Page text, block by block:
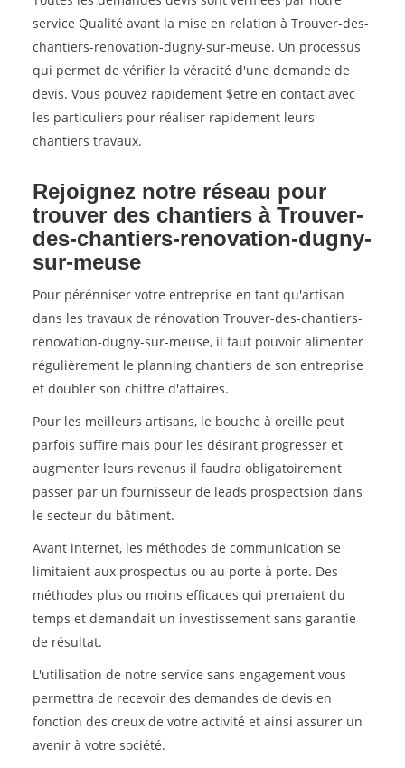
service Qualité avant la mise en relation à Trouver-des-
chantiers-renovation-dugny-sur-meuse. Un processus
qui permet de vérifier la véracité d'une demande de
devis. Vous pouvez rapidement $etre en contact avec
les particuliers pour réaliser rapidement leurs
chantiers travaux.
Rejoignez notre réseau pour
trouver des chantiers à Trouver-
des-chantiers-renovation-dugny-
sur-meuse
Pour pérénniser votre entreprise en tant qu'artisan
dans les travaux de rénovation Trouver-des-chantiers-
renovation-dugny-sur-meuse, il faut pouvoir alimenter
régulièrement le planning chantiers de son entreprise
et doubler son chiffre d'affaires.
Pour les meilleurs artisans, le bouche à oreille peut
parfois suffire mais pour les désirant progresser et
augmenter leurs revenus il faudra obligatoirement
passer par un fournisseur de leads prospectsion dans
le secteur du bâtiment.
Avant internet, les méthodes de communication se
limitaient aux prospectus ou au porte à porte. Des
méthodes plus ou moins efficaces qui prenaient du
temps et demandait un investissement sans garantie
de résultat.
L'utilisation de notre service sans engagement vous
permettra de recevoir des demandes de devis en
fonction des creux de votre activité et ainsi assurer un
avenir à votre société.